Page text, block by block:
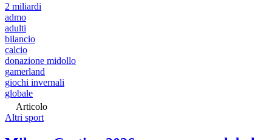
2 miliardi
admo
adulti
bilancio
calcio
donazione midollo
gamerland
giochi invernali
globale
Articolo
Altri sport